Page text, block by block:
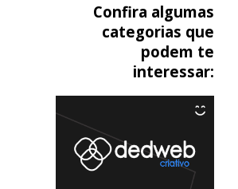
Confira algumas
categorias que
podem te
interessar: